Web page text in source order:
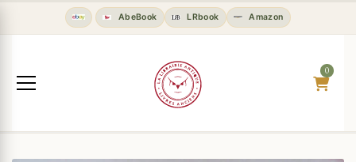
AbeBook LRbook Amazon
0